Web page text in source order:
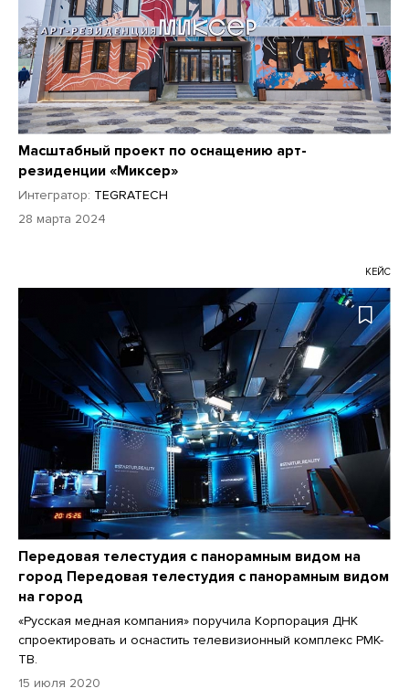
Масштабный проект по оснащению арт-
резиденции «Миксер»
Интегратор: TEGRATECH
28 марта 2024
КЕЙС
Передовая телестудия с панорамным видом на
город Передовая телестудия с панорамным видом
на город
«Русская медная компания» поручила Корпорация ДНК
спроектировать и оснастить телевизионный комплекс РМК-
ТВ.
15 июля 2020